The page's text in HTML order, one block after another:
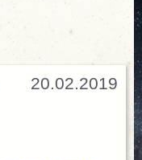
20.02.2019